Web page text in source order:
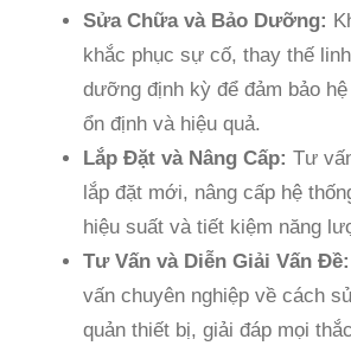
Sửa Chữa và Bảo Dưỡng:
khắc phục sự cố, thay thế
dưỡng định kỳ để đảm bảo
ổn định và hiệu quả.
Lắp Đặt và Nâng Cấp: Tư
lắp đặt mới, nâng cấp hệ
hiệu suất và tiết kiệm năng
Tư Vấn và Diễn Giải Vấn Đề:
vấn chuyên nghiệp về cách
quản thiết bị, giải đáp mọi